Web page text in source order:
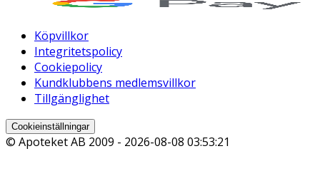
Köpvillkor
Integritetspolicy
Cookiepolicy
Kundklubbens medlemsvillkor
Tillgänglighet
Cookieinställningar
© Apoteket AB 2009 - 2026-08-08 03:53:21